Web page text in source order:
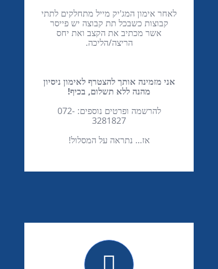
לאחר אימון המג'יק מייל מתחלקים לתתי
קבוצות כשבכל תת קבוצה יש פייסר
אשר מכתיב את הקצב ואת יחס
הריצה/הליכה.
אני מזמינה אותך להצטרף לאימון ניסיון
מהנה ללא תשלום, בכיף!
להרשמה ופרטים נוספים: 072-
3281827
אז… נתראה על המסלול!